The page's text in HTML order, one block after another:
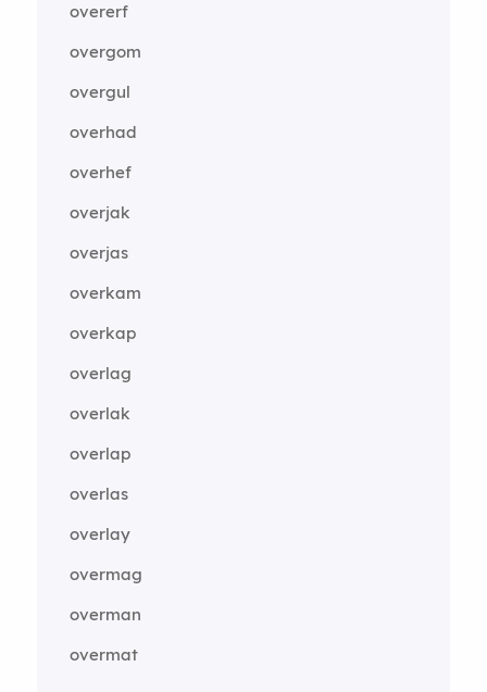
overerf
overgom
overgul
overhad
overhef
overjak
overjas
overkam
overkap
overlag
overlak
overlap
overlas
overlay
overmag
overman
overmat